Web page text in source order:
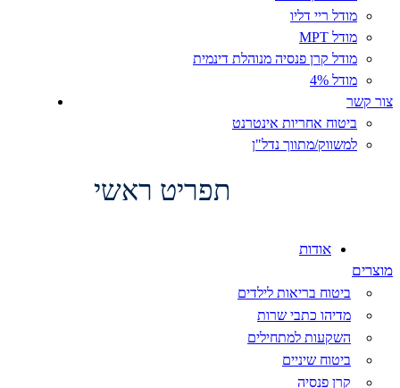
מודל ריי דליו
מודל MPT
מודל קרן פנסיה מנוהלת דינמית
מודל 4%
צור קשר
ביטוח אחריות אינטרנט
למשווק/מתווך נדל"ן
תפריט ראשי
אודות
מוצרים
ביטוח בריאות לילדים
מדיהו כתבי שרות
השקעות למתחילים
ביטוח שיניים
קרן פנסיה